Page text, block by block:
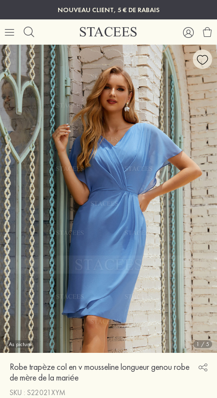
NOUVEAU CLIENT, 5 € DE RABAIS
As picture 1 /5
Robe trapèze col en v mousseline longueur genou robe
de mère de la mariée
SKU : S22021XYM